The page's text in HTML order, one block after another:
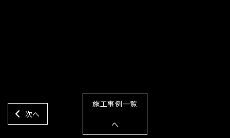
次へ
施工事例一覧
へ